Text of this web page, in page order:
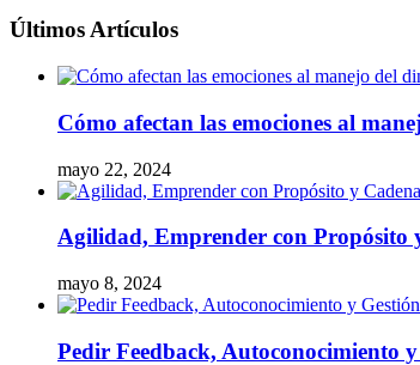
Últimos Artículos
Cómo afectan las emociones al
mayo 22, 2024
Agilidad, Emprender con Propósito
mayo 8, 2024
Pedir Feedback, Autoconocimiento